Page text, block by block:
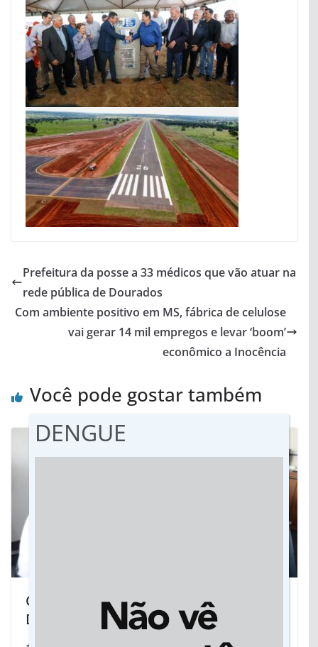
Prefeitura da posse a 33 médicos que vão atuar na
rede pública de Dourados
Com ambiente positivo em MS, fábrica de celulose
vai gerar 14 mil empregos e levar ‘boom’
econômico a Inocência
Você pode gostar também
Condições de trabalho da Agecold em
Dourados preocupam vereador Laudir
DENGUE